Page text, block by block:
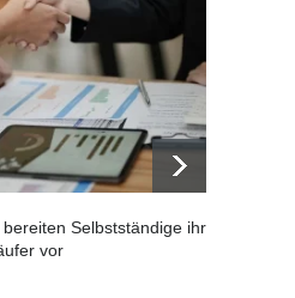
Selbstständige ihr
vor